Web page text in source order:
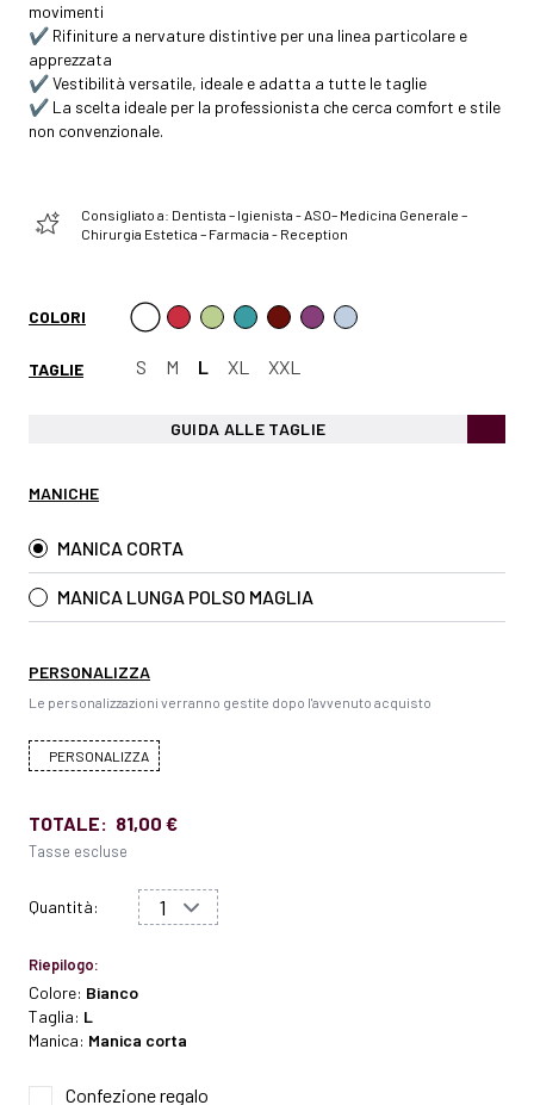
movimenti
✔️ Rifiniture a nervature distintive per una linea particolare e
apprezzata
✔️ Vestibilità versatile, ideale e adatta a tutte le taglie
✔️ La scelta ideale per la professionista che cerca comfort e stile
non convenzionale.
Consigliato a: Dentista – Igienista - ASO– Medicina Generale –
Chirurgia Estetica – Farmacia - Reception
COLORI
TAGLIE S M L XL XXL
GUIDA ALLE TAGLIE
MANICHE
MANICA CORTA
MANICA LUNGA POLSO MAGLIA
PERSONALIZZA
Le personalizzazioni verranno gestite dopo l'avvenuto acquisto
PERSONALIZZA
TOTALE: 81,00 €
Tasse escluse
Quantità:
Riepilogo:
Colore: Bianco
Taglia: L
Manica: Manica corta
Confezione regalo